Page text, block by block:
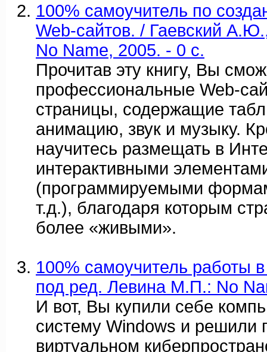
100% самоучитель по
Web-сайтов. / Гаевский
No Name, 2005. - 0 c.
Прочитав эту книгу, Вы
профессиональные Web-
страницы, содержащие
анимацию, звук и музыку.
научитесь размещать в
интерактивными
(программируемыми
т.д.), благодаря которым
более «живыми».
100% самоучитель работы
под ред. Левина М.П.: No
И вот, Вы купили себе
систему Windows и решили
виртуальном